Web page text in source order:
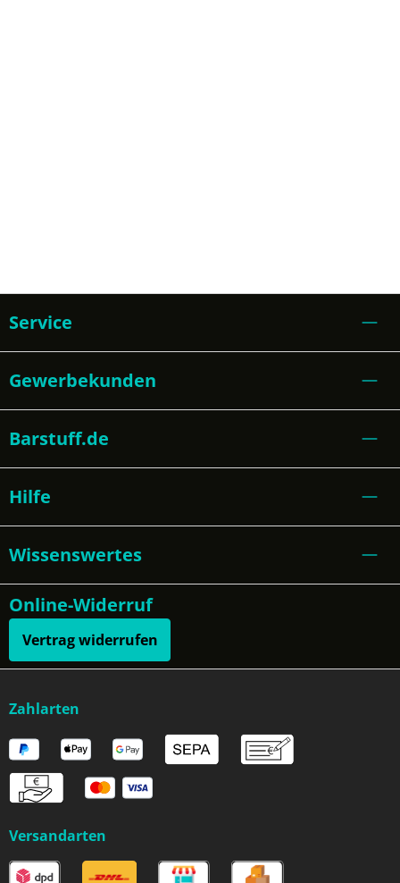
Service
Gewerbekunden
Barstuff.de
Hilfe
Wissenswertes
Online-Widerruf
Vertrag widerrufen
Zahlarten
Versandarten